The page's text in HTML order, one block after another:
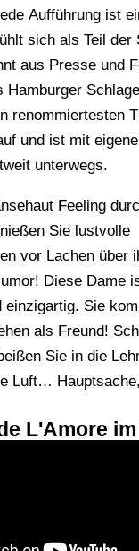
Aufführung ist
sich als Teil der
aus Presse und
Hamburger
renommiertesten
und ist mit
unterwegs.
Feeling
Sie lustvolle
vor Lachen über
Diese Dame
einzigartig. Sie
als Freund!
Sie in die
Luft…
L'Amore